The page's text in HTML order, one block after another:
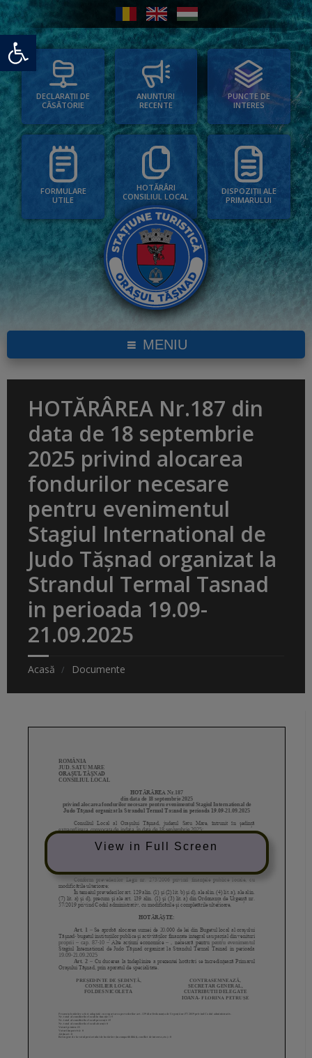
Deschide bara de unelte
DECLARAȚII DE
CĂSĂTORIE
ANUNȚURI
RECENTE
PUNCTE DE
INTERES
FORMULARE
UTILE
HOTĂRÂRI
CONSILIUL LOCAL
DISPOZIȚII ALE
PRIMARULUI
MENIU
HOTĂRÂREA Nr.187 din
data de 18 septembrie
2025 privind alocarea
fondurilor necesare
pentru evenimentul
Stagiul International de
Judo Tășnad organizat la
Strandul Termal Tasnad
in perioada 19.09-
21.09.2025
Acasă Documente
View in Full Screen